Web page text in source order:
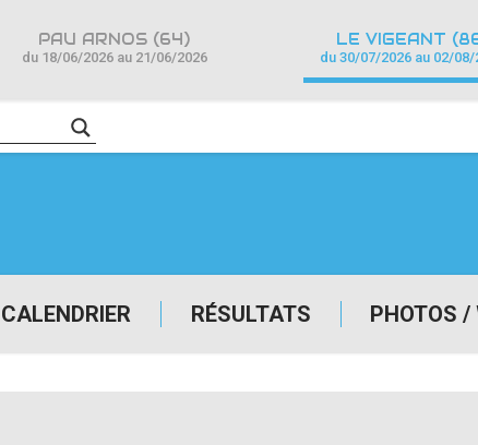
CALENDRIER RÉSULTATS PHOTOS /
PAU ARNOS (64)
du 18/06/2026 au 21/06/2026
LE VIGEANT
du 30/07/2026 au 02/08/